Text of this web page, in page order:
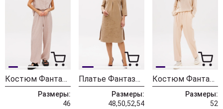
Костюм Фантазия Мод 5163
Размеры:
46
Платье Фантазия Мод 5044
Размеры:
48,50,52,54
Костюм Фантазия Мод 5138
Размеры:
52